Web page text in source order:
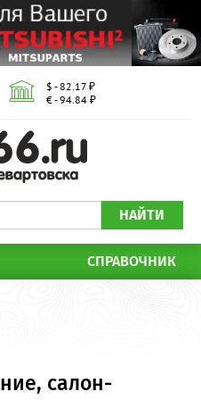
$ - 82.17 ₽
€ - 94.84 ₽
НАЙТИ
СПРАВОЧНИК
салон-